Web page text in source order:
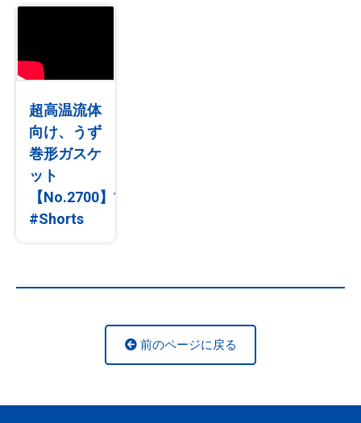
超高温流体
向け、うず
巻形ガスケ
ット
【No.2700】?
#Shorts
前のページに戻る